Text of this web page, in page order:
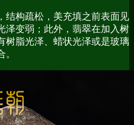
结构疏松，美充填之前表面见
泽变弱；此外，翡翠在加入树
树脂光泽、蜡状光泽或是玻璃